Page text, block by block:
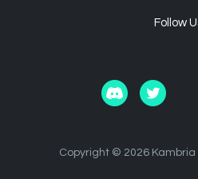
Follow
Copyright © 2026